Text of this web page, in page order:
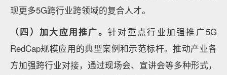
现更多5G跨行业跨领域的复合人才。
（四）加大应用推广。 针对重点行业加强推广5G
RedCap规模应用的典型案例和示范标杆。推动产业各
方加强跨行业对接，通过现场会、宣讲会等多种形式，